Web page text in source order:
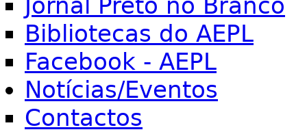
Jornal Preto no Branco
Bibliotecas do AEPL
Facebook - AEPL
Notícias/Eventos
Contactos